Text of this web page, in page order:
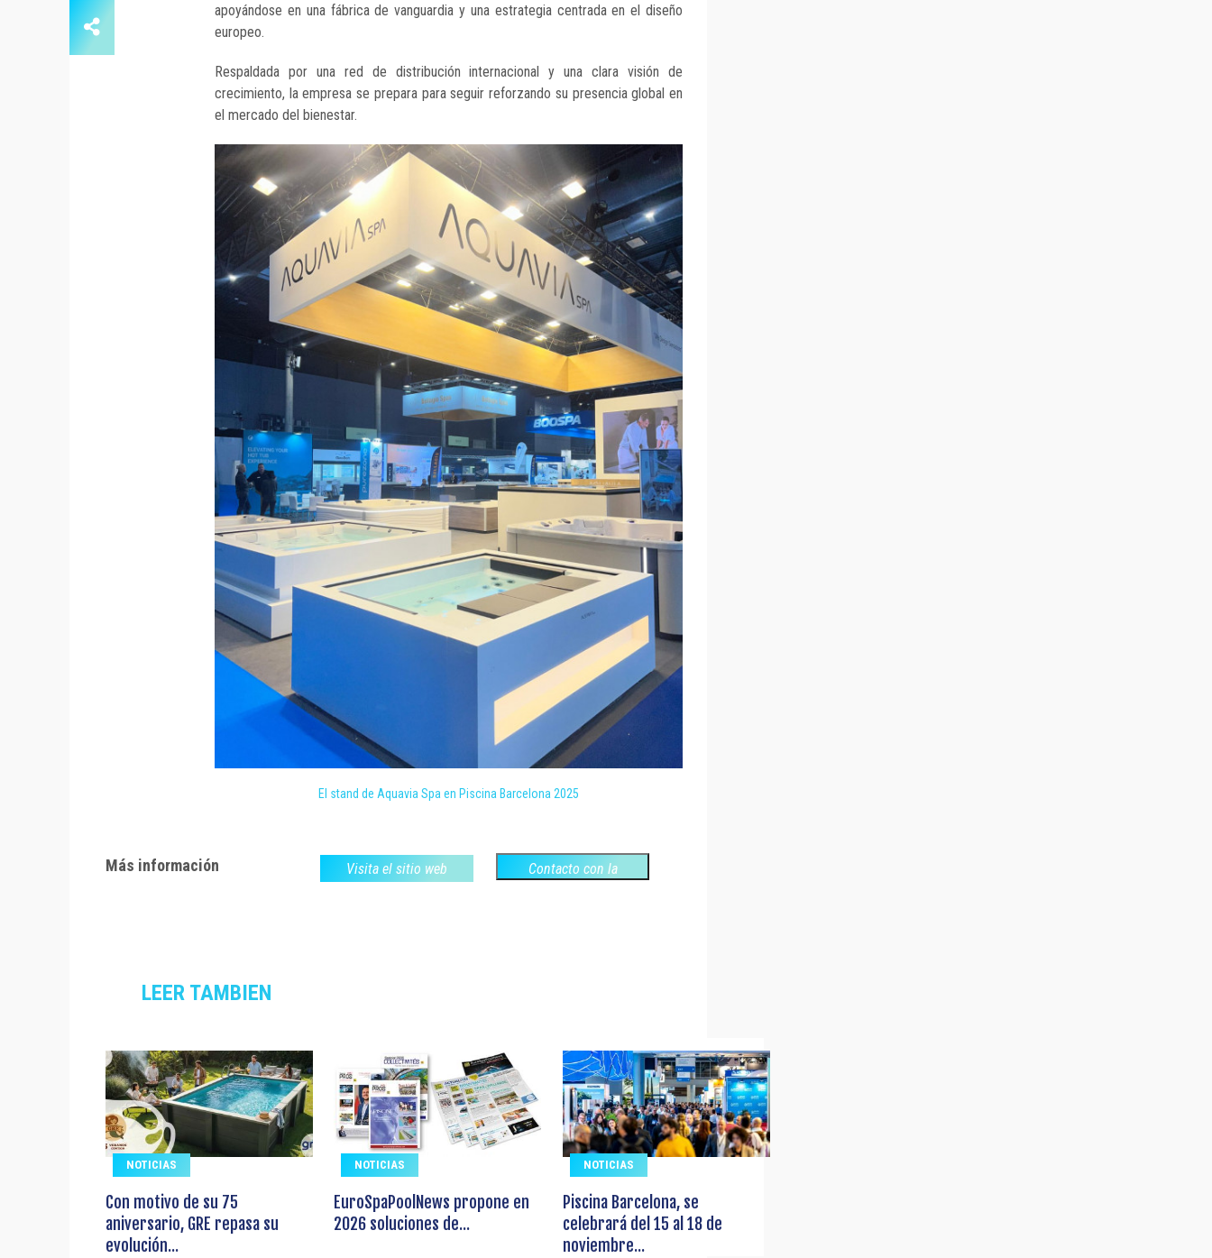
apoyándose en una fábrica de vanguardia y una estrategia centrada en el diseño
europeo.
Respaldada por una red de distribución internacional y una clara visión de
crecimiento, la empresa se prepara para seguir reforzando su presencia global en
el mercado del bienestar.
El stand de Aquavia Spa en Piscina Barcelona 2025
Más información Visita el sitio web
Contacto con la
LEER TAMBIEN
NOTICIAS
Con motivo de su 75
aniversario, GRE repasa su
evolución...
NOTICIAS
EuroSpaPoolNews propone en
2026 soluciones de...
NOTICIAS
Piscina Barcelona, se
celebrará del 15 al 18 de
noviembre...